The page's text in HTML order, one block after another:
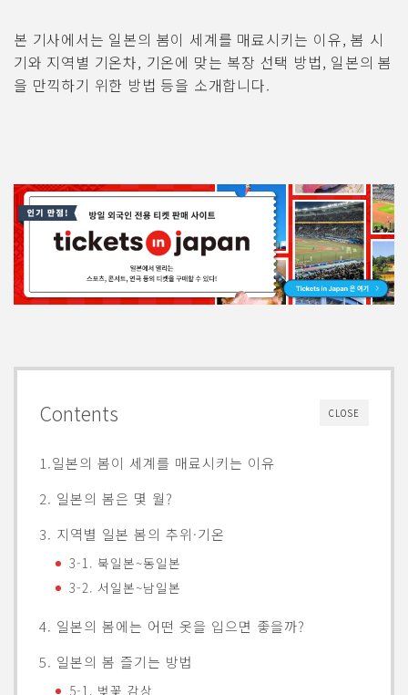
본 기사에서는 일본의 봄이 세계를 매료시키는 이유, 봄 시
기와 지역별 기온차, 기온에 맞는 복장 선택 방법, 일본의 봄
을 만끽하기 위한 방법 등을 소개합니다.
CLOSE
Contents
1.일본의 봄이 세계를 매료시키는 이유
2. 일본의 봄은 몇 월?
3. 지역별 일본 봄의 추위·기온
3-1. 북일본~동일본
3-2. 서일본~남일본
4. 일본의 봄에는 어떤 옷을 입으면 좋을까?
5. 일본의 봄 즐기는 방법
5-1. 벚꽃 감상